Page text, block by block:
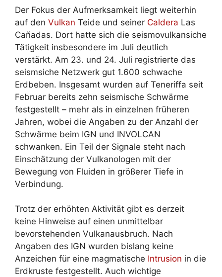
Der Fokus der Aufmerksamkeit liegt weiterhin
auf den Vulkan Teide und seiner Caldera Las
Cañadas. Dort hatte sich die seismovulkansiche
Tätigkeit insbesondere im Juli deutlich
verstärkt. Am 23. und 24. Juli registrierte das
seismsiche Netzwerk gut 1.600 schwache
Erdbeben. Insgesamt wurden auf Teneriffa seit
Februar bereits zehn seismische Schwärme
festgestellt – mehr als in einzelnen früheren
Jahren, wobei die Angaben zu der Anzahl der
Schwärme beim IGN und INVOLCAN
schwanken. Ein Teil der Signale steht nach
Einschätzung der Vulkanologen mit der
Bewegung von Fluiden in größerer Tiefe in
Verbindung.
Trotz der erhöhten Aktivität gibt es derzeit
keine Hinweise auf einen unmittelbar
bevorstehenden Vulkanausbruch. Nach
Angaben des IGN wurden bislang keine
Anzeichen für eine magmatische Intrusion in die
Erdkruste festgestellt. Auch wichtige